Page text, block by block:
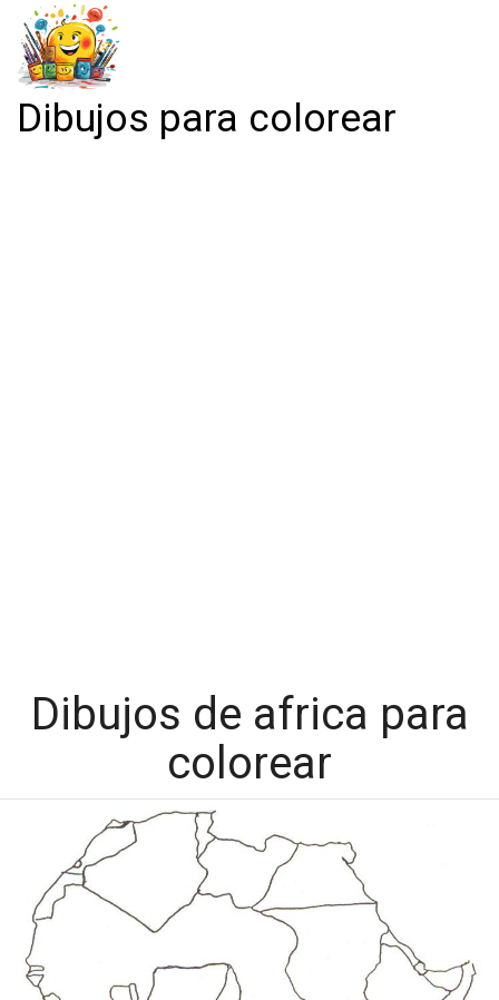
Dibujos para colorear
Dibujos de africa para
colorear